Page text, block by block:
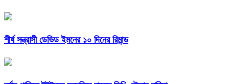
শীর্ষ সন্ত্রাসী ডেভিড ইমনের ১০ দিনের রিমান্ড